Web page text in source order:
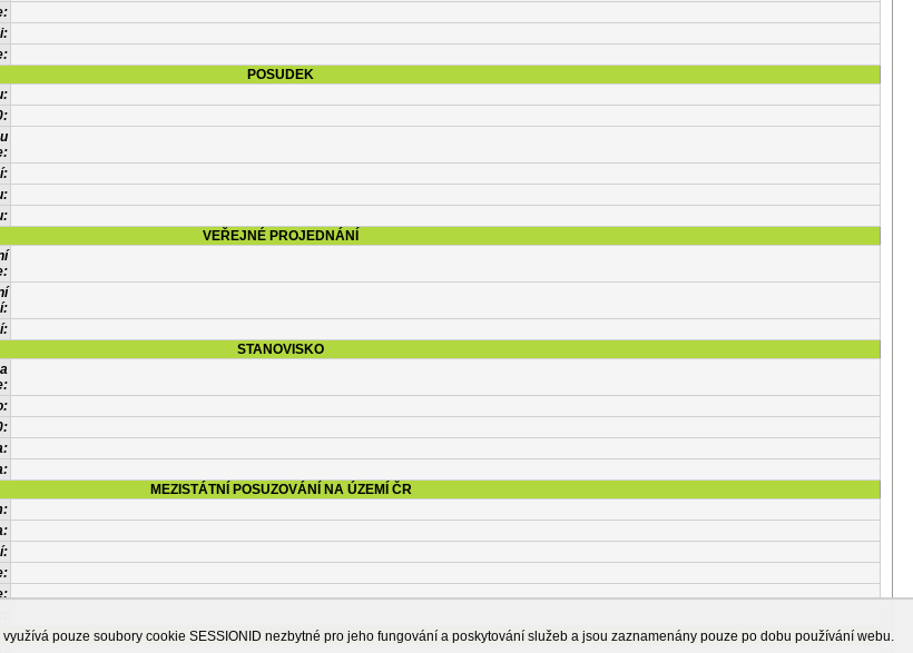
POSUDEK
VEŘEJNÉ PROJEDNÁNÍ
STANOVISKO
MEZISTÁTNÍ POSUZOVÁNÍ NA ÚZEMÍ ČR
OSTATNÍ INFORMACE
pouze soubory cookie SESSIONID nezbytné pro jeho fungování a poskytování služeb a jsou zaznamenány pouze po dobu používání webu.